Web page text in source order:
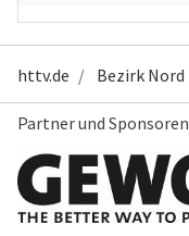
httv.de Bezirk Nord
Partner und Sponsoren